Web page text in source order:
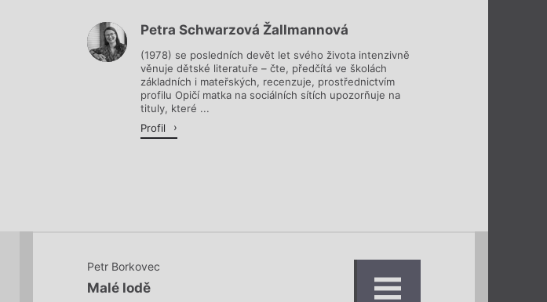
Petra Schwarzová Žallmannová
(1978) se posledních devět let svého života intenzivně
věnuje dětské literatuře – čte, předčítá ve školách
základních i mateřských, recenzuje, prostřednictvím
profilu Opičí matka na sociálních sítích upozorňuje na
tituly, které ...
Profil
Petr Borkovec
Malé lodě